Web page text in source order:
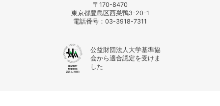
〒170-8470
東京都豊島区西巣鴨3-20-1
電話番号： 03-3918-7311
公益財団法人大学基準協
会から適合認定を受けま
した